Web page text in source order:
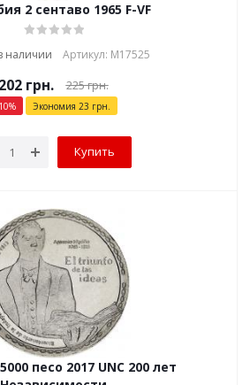
2 сентаво 1965 F-VF
наличии Артикул: М17525
202грн. 225грн.
10% Экономия 23 грн.
Купить
песо 2017 UNC 200 лет